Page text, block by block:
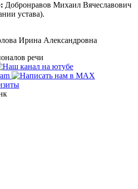
Добронравов Михаил Вячеславович
устава).
Ирина Александровна